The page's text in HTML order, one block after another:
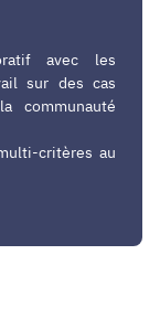
avec les
sur des cas
communauté
critères au